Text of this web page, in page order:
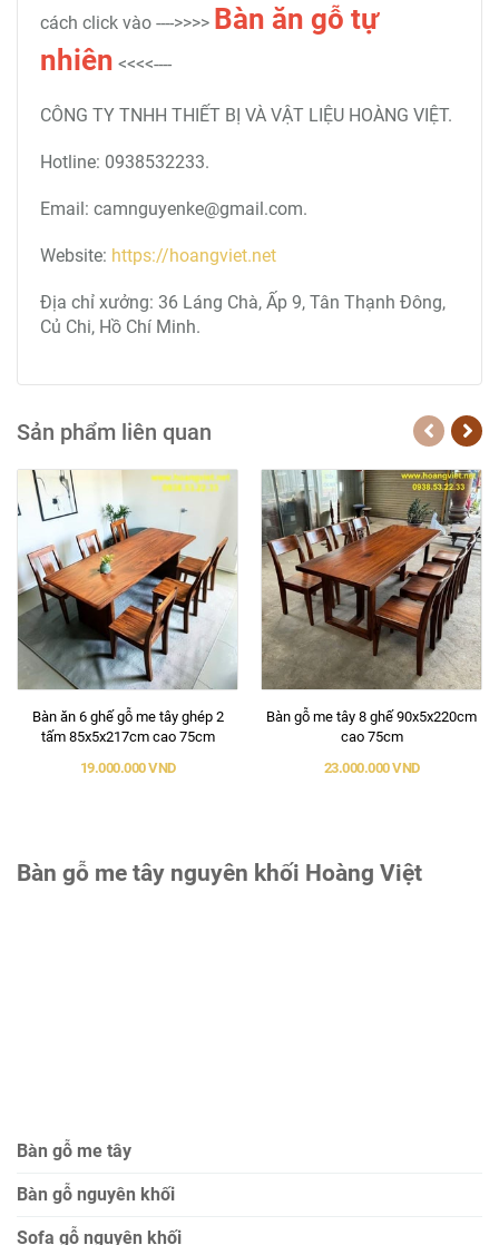
cách click vào ---->>>> Bàn ăn gỗ tự
nhiên <<<<----
CÔNG TY TNHH THIẾT BỊ VÀ VẬT LIỆU HOÀNG VIỆT.
Hotline: 0938532233.
Email: camnguyenke@gmail.com.
Website: https://hoangviet.net
Địa chỉ xưởng: 36 Láng Chà, Ấp 9, Tân Thạnh Đông,
Củ Chi, Hồ Chí Minh.
Sản phẩm liên quan
Bàn ăn 6 ghế gỗ me tây ghép 2
tấm 85x5x217cm cao 75cm
19.000.000 VND
Bàn gỗ me tây 8 ghế 90x5x220cm
cao 75cm
23.000.000 VND
Bàn gỗ me tây nguyên khối Hoàng Việt
Bàn gỗ me tây
Bàn gỗ nguyên khối
Sofa gỗ nguyên khối